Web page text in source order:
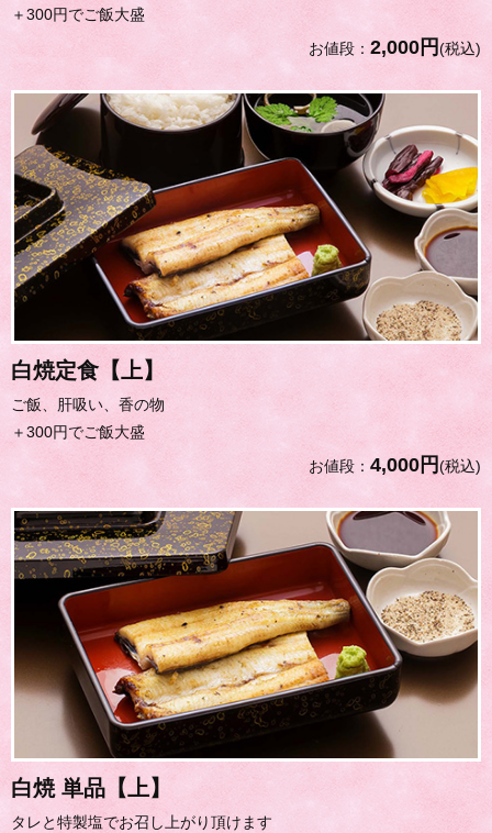
＋300円でご飯大盛
お値段： 2,000円(税込)
白焼定食【上】
ご飯、肝吸い、香の物
＋300円でご飯大盛
お値段： 4,000円(税込)
白焼 単品【上】
タレと特製塩でお召し上がり頂けます